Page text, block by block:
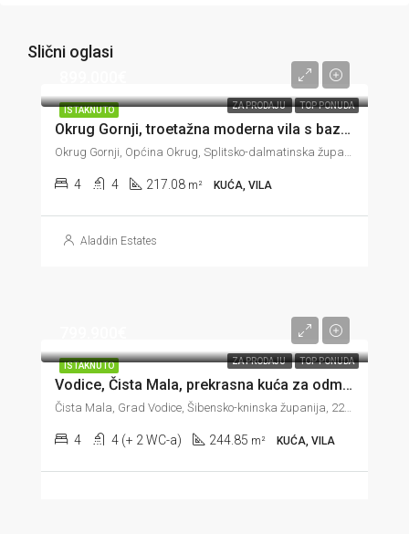
Slični oglasi
ISTAKNUTO ZA PRODAJU TOP PONUDA
Okrug Gornji, troetažna moderna vila s bazenom i prekrasnim pogledom, 217 m2
Okrug Gornji, Općina Okrug, Splitsko-dalmatinska županija, 21223, Hrvatska
4 4 217.08 m² KUĆA, VILA
Aladdin Estates
ISTAKNUTO ZA PRODAJU TOP PONUDA
Vodice, Čista Mala, prekrasna kuća za odmor s bazenom, 244 m2
Čista Mala, Grad Vodice, Šibensko-kninska županija, 22214, Hrvatska
4 4 (+ 2 WC-a) 244.85 m² KUĆA, VILA